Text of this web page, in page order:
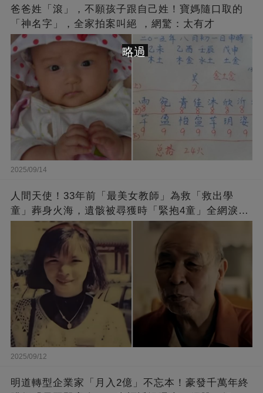
爸爸姓「滾」，不願孩子跟自己姓！寶媽隨口取的
「神名字」，全家拍案叫絕 ，網驚：太有才
2025/09/14
人間天使！33年前「最美女教師」為救「救出學
童」葬身火海，遺骸被尋獲時「緊抱4童」全網淚
崩：真正的英雄不該被遺忘
2025/09/12
明道轉型企業家「月入2億」不忘本！豪發千萬年終
略過